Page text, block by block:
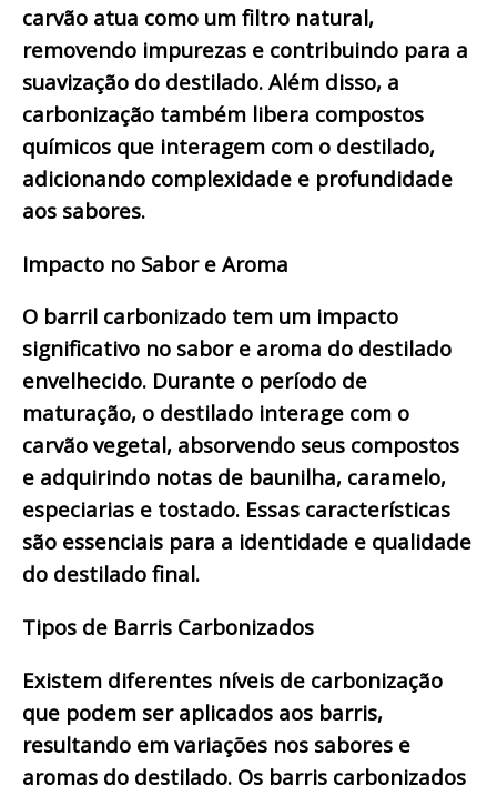
carvão atua como um filtro natural,
removendo impurezas e contribuindo para a
suavização do destilado. Além disso, a
carbonização também libera compostos
químicos que interagem com o destilado,
adicionando complexidade e profundidade
aos sabores.
Impacto no Sabor e Aroma
O barril carbonizado tem um impacto
significativo no sabor e aroma do destilado
envelhecido. Durante o período de
maturação, o destilado interage com o
carvão vegetal, absorvendo seus compostos
e adquirindo notas de baunilha, caramelo,
especiarias e tostado. Essas características
são essenciais para a identidade e qualidade
do destilado final.
Tipos de Barris Carbonizados
Existem diferentes níveis de carbonização
que podem ser aplicados aos barris,
resultando em variações nos sabores e
aromas do destilado. Os barris carbonizados